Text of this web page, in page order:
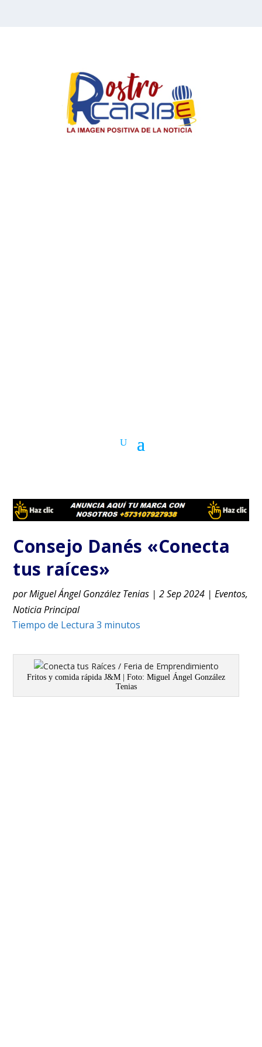
Consejo Danés «Conecta
tus raíces»
porMiguel Ángel González Tenias |2 Sep 2024 |Eventos,
Noticia Principal
Fritos y comida rápida J&M | Foto: Miguel Ángel González
Tenias